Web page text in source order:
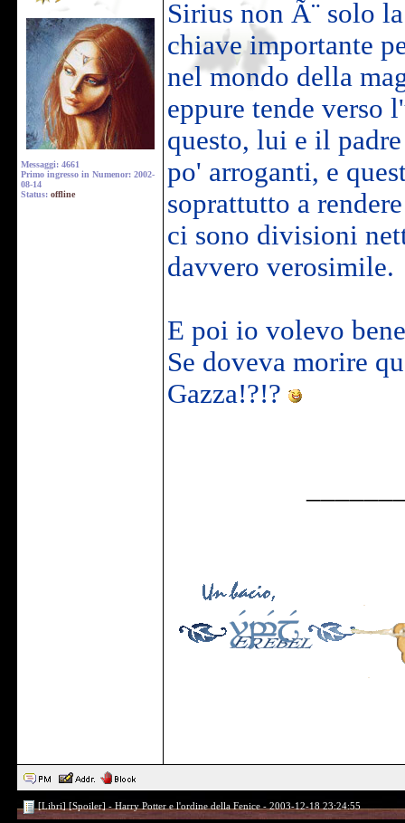
Messaggi: 4661
Primo ingresso in Numenor: 2002-
08-14
Status: offline
Sirius non Ã¨ solo
chiave importante
nel mondo della
eppure tende verso
questo, lui e il
po' arroganti, e
soprattutto a
ci sono divisioni
davvero verosimile.
E poi io volevo
Se doveva morire
Gazza!?!?
[Libri] [Spoiler] - Harry Potter e l'ordine della Fenice - 2003-12-18 23:24:55